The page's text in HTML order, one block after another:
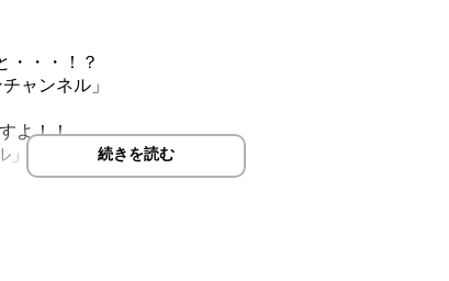
・・・！？
ャンネル」
よ！！
に
続きを読む